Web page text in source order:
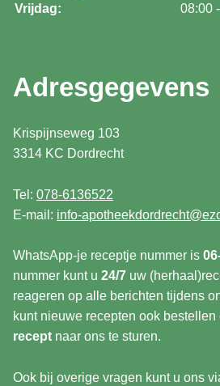
Vrijdag:
08:00
Adresgegevens
Krispijnseweg 103
3314 KC Dordrecht
Tel: 078-6136522
E-mail: info-
WhatsApp-je receptje nummer is
nummer kunt u 24/7 uw
reageren op alle berichten tijdens
kunt nieuwe recepten ook bestellen
recept naar ons te sturen.
Ook bij overige vragen kunt u ons